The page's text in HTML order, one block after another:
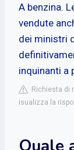
A benzina.
vendute
dei ministri
inquinanti a
Richiesta di
isualizza la